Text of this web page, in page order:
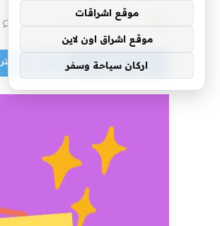
فيسبوك تويتر
موقع اشراقات
موقع اشراق اون لاين
اركان سياحة وسفر